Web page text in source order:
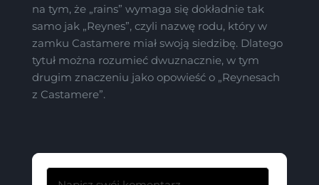
na tym, że „rains” wymaga się dokładnie tak
samo jak „Reynes”, czyli nazwę rodu, który w
zamku Castamere miał swoją siedzibę. Dlatego
tytuł można rozumieć dwuznacznie, w tym
drugim znaczeniu jako opowieść o „Reynesach
z Castamere”.